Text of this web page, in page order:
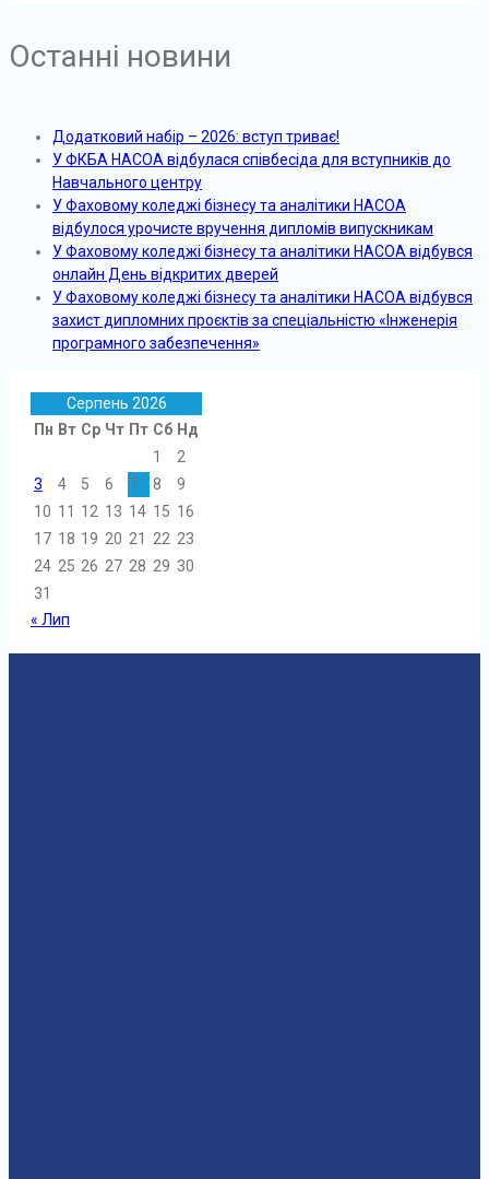
Останні новини
Додатковий набір – 2026: вступ триває!
У ФКБА НАСОА відбулася співбесіда для вступників до
Навчального центру
У Фаховому коледжі бізнесу та аналітики НАСОА
відбулося урочисте вручення дипломів випускникам
У Фаховому коледжі бізнесу та аналітики НАСОА відбувся
онлайн День відкритих дверей
У Фаховому коледжі бізнесу та аналітики НАСОА відбувся
захист дипломних проєктів за спеціальністю «Інженерія
програмного забезпечення»
Серпень 2026
Пн Вт Ср Чт Пт Сб Нд
1
2
3
4 5 6 7 8
9
10 11 12 13 14 15 16
17 18 19 20 21 22 23
24 25 26 27 28 29 30
31
« Лип